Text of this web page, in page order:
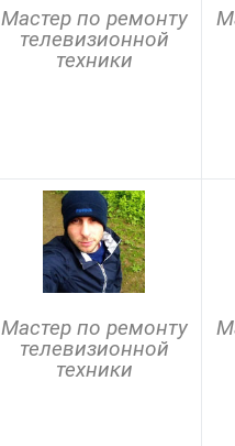
Мастер по ремонту
телевизионной
техники
Мастер по ремонту
телевизионной
техники